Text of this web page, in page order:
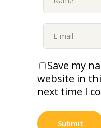
Save my
website in
next time I